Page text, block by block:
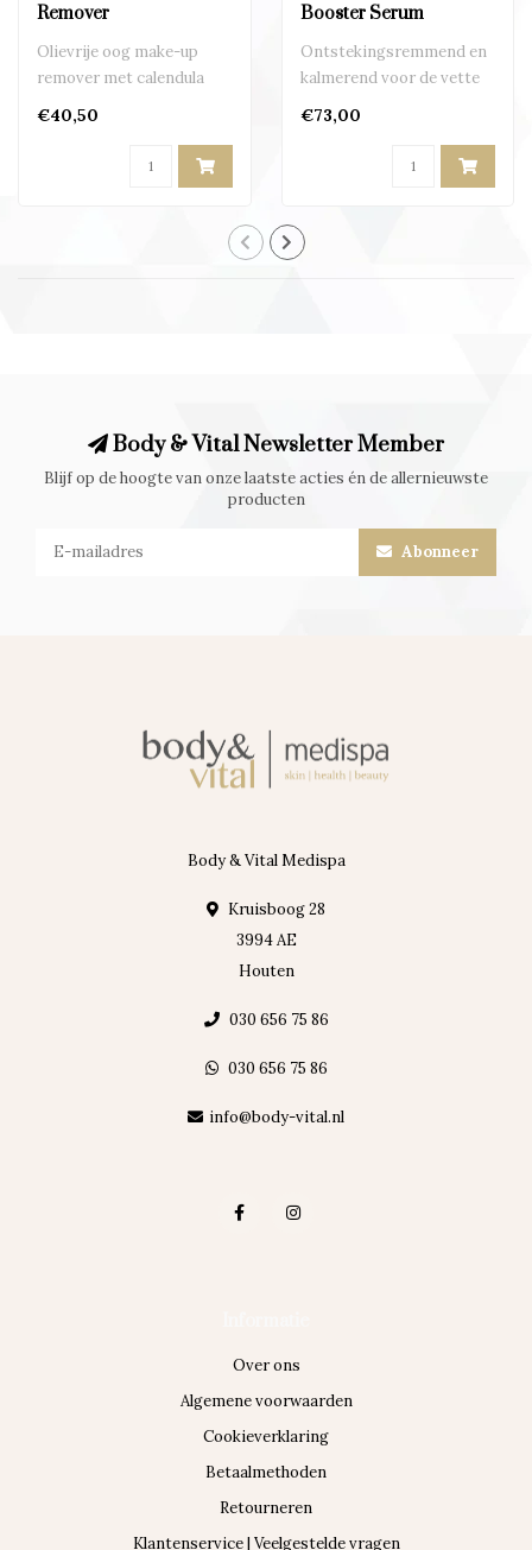
Remover
Olievrije oog make-up
remover met calendula
€40,50
Booster Serum
Ontstekingsremmend en
kalmerend voor de vette
€73,00
Body & Vital Newsletter Member
Blijf op de hoogte van onze laatste acties én de allernieuwste
producten
Abonneer
Body & Vital Medispa
Kruisboog 28
3994 AE
Houten
030 656 75 86
030 656 75 86
info@body-vital.nl
Over ons
Algemene voorwaarden
Cookieverklaring
Betaalmethoden
Retourneren
Klantenservice | Veelgestelde vragen